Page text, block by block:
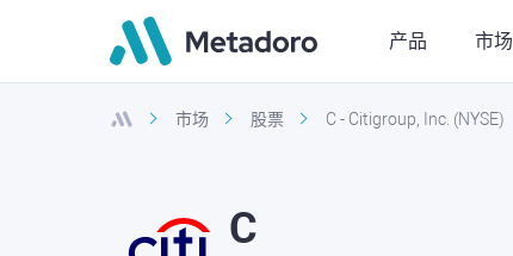
产品 市场
市场 股票 C - Citigroup, Inc. (NYSE)
C